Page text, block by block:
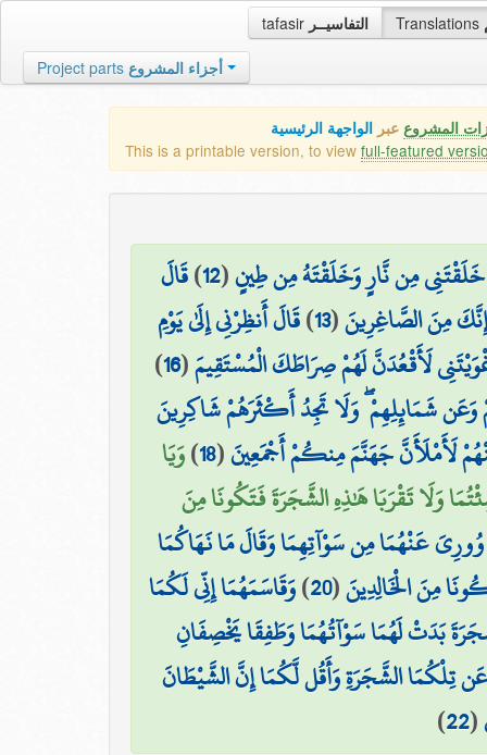
tafasir التفاسيــر Translations
Project parts أجزاء المشروع
المشروع عبر الواجهة الرئيسية
This is a printable version, to view full-featured
مِن نَّارٍ وَخَلَقْتَهُ مِن طِينٍ(
12
)قَالَ
مِنَ الصَّاغِرِينَ(
13
)قَالَ أَنظِرْنِي إِلَىٰ يَوْمِ
لَأَقْعُدَنَّ لَهُمْ صِرَاطَكَ الْمُسْتَقِيمَ(
16
)
وَعَن شَمَائِلِهِمْ ۖ وَلَا تَجِدُ أَكْثَرَهُمْ شَاكِرِينَ
لَأَمْلَأَنَّ جَهَنَّمَ مِنكُمْ أَجْمَعِينَ(
18
)وَيَا
وَلَا تَقْرَبَا هَٰذِهِ الشَّجَرَةَ فَتَكُونَا مِنَ
عَنْهُمَا مِن سَوْآتِهِمَا وَقَالَ مَا نَهَاكُمَا
مِنَ الْخَالِدِينَ(
20
)وَقَاسَمَهُمَا إِنِّي لَكُمَا
بَدَتْ لَهُمَا سَوْآتُهُمَا وَطَفِقَا يَخْصِفَانِ
تِلْكُمَا الشَّجَرَةِ وَأَقُل لَّكُمَا إِنَّ الشَّيْطَانَ
(
22
)